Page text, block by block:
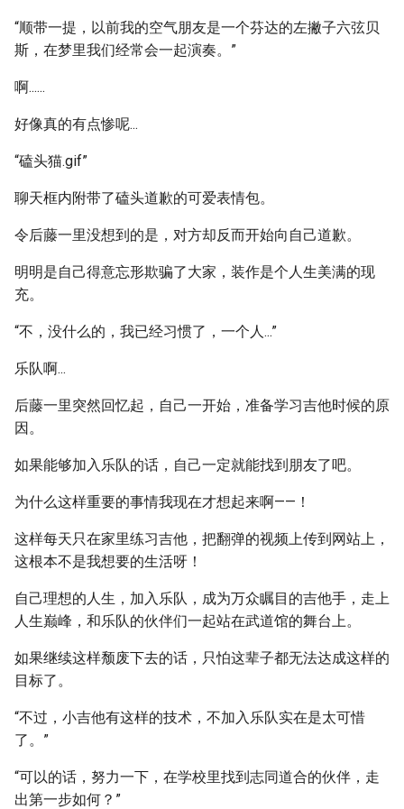
“顺带一提，以前我的空气朋友是一个芬达的左撇子六弦贝
斯，在梦里我们经常会一起演奏。”
啊......
好像真的有点惨呢...
“磕头猫.gif”
聊天框内附带了磕头道歉的可爱表情包。
令后藤一里没想到的是，对方却反而开始向自己道歉。
明明是自己得意忘形欺骗了大家，装作是个人生美满的现
充。
“不，没什么的，我已经习惯了，一个人...”
乐队啊...
后藤一里突然回忆起，自己一开始，准备学习吉他时候的原
因。
如果能够加入乐队的话，自己一定就能找到朋友了吧。
为什么这样重要的事情我现在才想起来啊——！
这样每天只在家里练习吉他，把翻弹的视频上传到网站上，
这根本不是我想要的生活呀！
自己理想的人生，加入乐队，成为万众瞩目的吉他手，走上
人生巅峰，和乐队的伙伴们一起站在武道馆的舞台上。
如果继续这样颓废下去的话，只怕这辈子都无法达成这样的
目标了。
“不过，小吉他有这样的技术，不加入乐队实在是太可惜
了。”
“可以的话，努力一下，在学校里找到志同道合的伙伴，走
出第一步如何？”